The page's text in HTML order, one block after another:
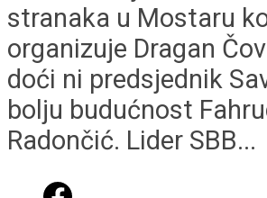
stranaka u Mostaru
organizuje Dragan
doći ni predsjednik
bolju budućnost
Radončić. Lider SBB...